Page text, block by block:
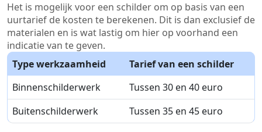
Het is mogelijk voor een schilder om op basis van een
uurtarief de kosten te berekenen. Dit is dan exclusief de
materialen en is wat lastig om hier op voorhand een
indicatie van te geven.
Type werkzaamheid
Tarief van een schilder
Binnenschilderwerk
Tussen 30 en 40 euro
Buitenschilderwerk
Tussen 35 en 45 euro